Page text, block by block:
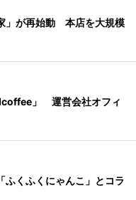
」が再始動 本店を大規模
」 運営会社オフィ
ふくふくにゃんこ」とコラ